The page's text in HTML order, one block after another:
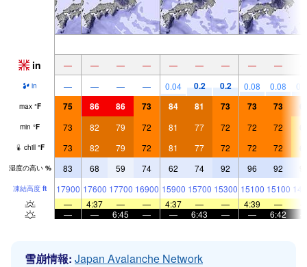
in — — — — — — — — —
in — — — — 0.04 0.2 0.2 0.08 0.08
max °F 75 86 86 73 84 81 73 73 73
min °F 73 82 79 72 81 77 72 72 72
chill °F 73 82 79 72 81 77 72 72 72
湿度の高い % 83 68 59 74 62 74 92 96 92
凍結高度 ft 17900 17600 17700 16900 15900 15700 15300 15100 15100
—
4:37 — — 4:37 — — 4:39 —
—
— 6:45 — — 6:43 — — 6:42
雪崩情報: Japan Avalanche Network